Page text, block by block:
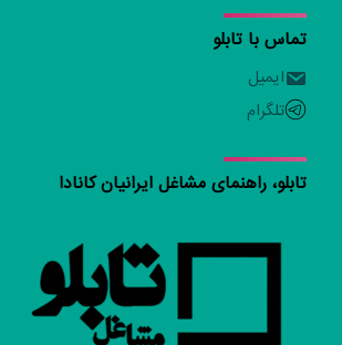
تماس با تابلو
ایمیل
تلگرام
تابلو، راهنمای مشاغل ایرانیان کانادا